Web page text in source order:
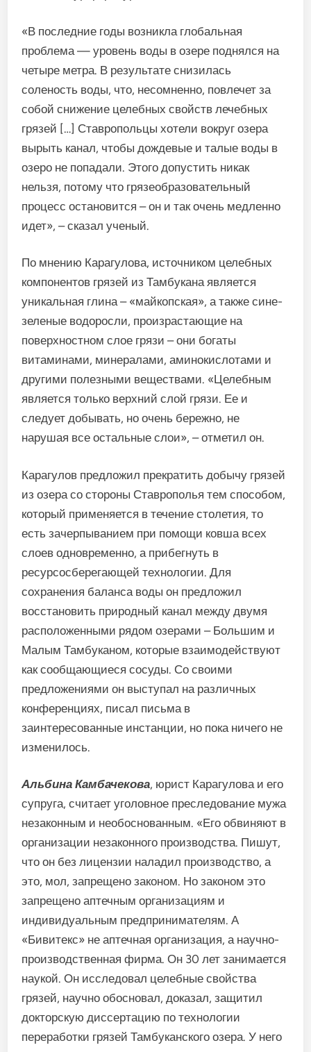
«В последние годы возникла глобальная
проблема — уровень воды в озере поднялся на
четыре метра. В результате снизилась
соленость воды, что, несомненно, повлечет за
собой снижение целебных свойств лечебных
грязей […] Ставропольцы хотели вокруг озера
вырыть канал, чтобы дождевые и талые воды в
озеро не попадали. Этого допустить никак
нельзя, потому что грязеобразовательный
процесс остановится – он и так очень медленно
идет», – сказал ученый.
По мнению Карагулова, источником целебных
компонентов грязей из Тамбукана является
уникальная глина – «майкопская», а также сине-
зеленые водоросли, произрастающие на
поверхностном слое грязи – они богаты
витаминами, минералами, аминокислотами и
другими полезными веществами. «Целебным
является только верхний слой грязи. Ее и
следует добывать, но очень бережно, не
нарушая все остальные слои», – отметил он.
Карагулов предложил прекратить добычу грязей
из озера со стороны Ставрополья тем способом,
который применяется в течение столетия, то
есть зачерпыванием при помощи ковша всех
слоев одновременно, а прибегнуть в
ресурсосберегающей технологии. Для
сохранения баланса воды он предложил
восстановить природный канал между двумя
расположенными рядом озерами – Большим и
Малым Тамбуканом, которые взаимодействуют
как сообщающиеся сосуды. Со своими
предложениями он выступал на различных
конференциях, писал письма в
заинтересованные инстанции, но пока ничего не
изменилось.
Альбина Камбачекова, юрист Карагулова и его
супруга, считает уголовное преследование мужа
незаконным и необоснованным. «Его обвиняют в
организации незаконного производства. Пишут,
что он без лицензии наладил производство, а
это, мол, запрещено законом. Но законом это
запрещено аптечным организациям и
индивидуальным предпринимателям. А
«Бивитекс» не аптечная организация, а научно-
производственная фирма. Он 30 лет занимается
наукой. Он исследовал целебные свойства
грязей, научно обосновал, доказал, защитил
докторскую диссертацию по технологии
переработки грязей Тамбуканского озера. У него